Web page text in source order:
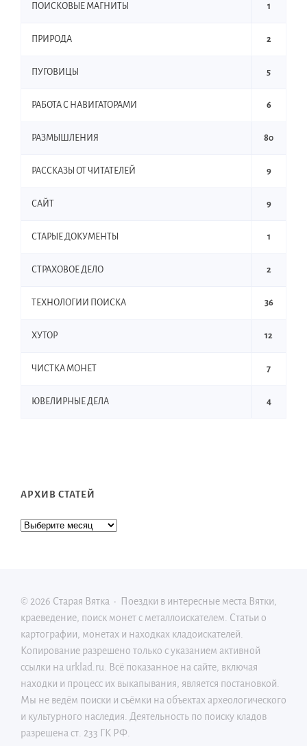
ПОИСКОВЫЕ МАГНИТЫ 1
ПРИРОДА 2
ПУГОВИЦЫ 5
РАБОТА С НАВИГАТОРАМИ 6
РАЗМЫШЛЕНИЯ 80
РАССКАЗЫ ОТ ЧИТАТЕЛЕЙ 9
САЙТ 9
СТАРЫЕ ДОКУМЕНТЫ 1
СТРАХОВОЕ ДЕЛО 2
ТЕХНОЛОГИИ ПОИСКА 36
ХУТОР 12
ЧИСТКА МОНЕТ 7
ЮВЕЛИРНЫЕ ДЕЛА 4
АРХИВ СТАТЕЙ
© 2026 Старая Вятка ·
Поездки в интересные места Вятки,
краеведение, поиск монет с металлоискателем. Статьи о
картографии, монетах и находках кладоискателей.
Копирование разрешено только c указанием активной
ссылки на urklad.ru. Всё показанное на сайте, включая
находки и процесс их выкапывания, является постановкой.
Мы не ведём поиски и съёмки на объектах археологического
и культурного наследия. Деятельность по поиску кладов
разрешена ст. 233 ГК РФ.